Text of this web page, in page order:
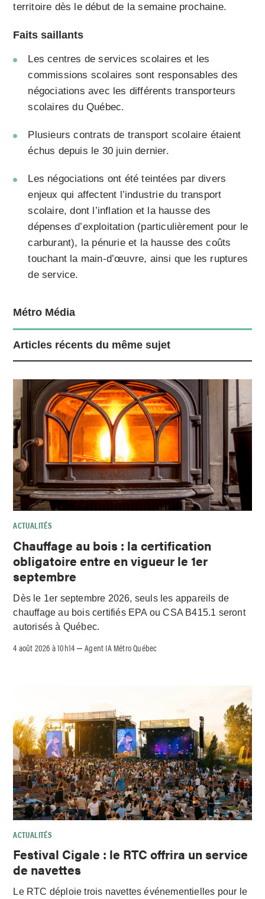
territoire dès le début de la semaine prochaine.
Faits saillants
Les centres de services scolaires et les
commissions scolaires sont responsables des
négociations avec les différents transporteurs
scolaires du Québec.
Plusieurs contrats de transport scolaire étaient
échus depuis le 30 juin dernier.
Les négociations ont été teintées par divers
enjeux qui affectent l’industrie du transport
scolaire, dont l’inflation et la hausse des
dépenses d’exploitation (particulièrement pour le
carburant), la pénurie et la hausse des coûts
touchant la main-d’œuvre, ainsi que les ruptures
de service.
Métro Média
Articles récents du même sujet
ACTUALITÉS
Chauffage au bois : la certification
obligatoire entre en vigueur le 1er
septembre
Dès le 1er septembre 2026, seuls les appareils de
chauffage au bois certifiés EPA ou CSA B415.1 seront
autorisés à Québec.
4 août 2026 à 10h14 –Agent IA Métro Québec
ACTUALITÉS
Festival Cigale : le RTC offrira un service
de navettes
Le RTC déploie trois navettes événementielles pour le